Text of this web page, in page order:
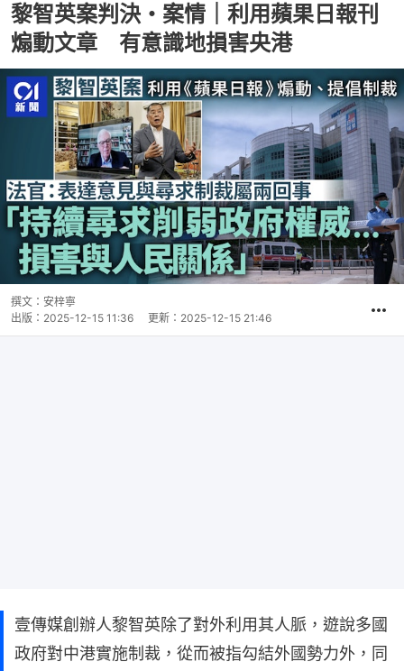
黎智英案判決・案情｜利用蘋果日報刊
煽動文章 有意識地損害央港
撰文： 安梓寧
出版： 2025-12-15 11:36 更新： 2025-12-15 21:46
壹傳媒創辦人黎智英除了對外利用其人脈，遊說多國
政府對中港實施制裁，從而被指勾結外國勢力外，同